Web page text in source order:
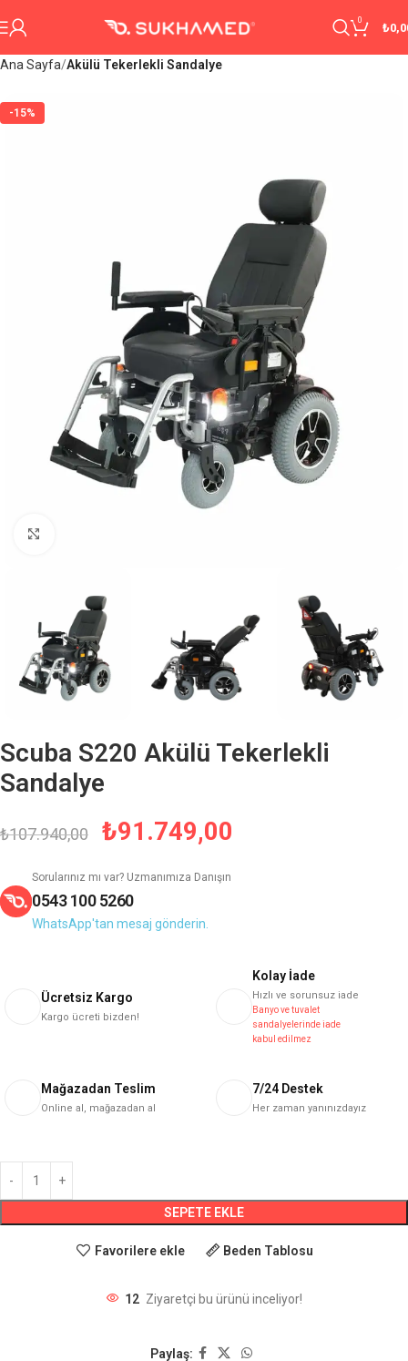
0
₺
Ana Sayfa Akülü Tekerlekli Sandalye
-15%
Scuba S220 Akülü Tekerlekli
Sandalye
₺107.940,00 ₺91.749,00
Sorularınız mı var? Uzmanımıza Danışın
0543 100 5260
WhatsApp'tan mesaj gönderin.
Ücretsiz Kargo
Kargo ücreti bizden!
Kolay İade
Hızlı ve sorunsuz iade
Banyo ve tuvalet
sandalyelerinde iade
kabul edilmez
Mağazadan Teslim
Online al, mağazadan al
7/24 Destek
Her zaman yanınızdayız
SEPETE EKLE
Favorilere ekle Beden Tablosu
12 Ziyaretçi bu ürünü inceliyor!
Paylaş: